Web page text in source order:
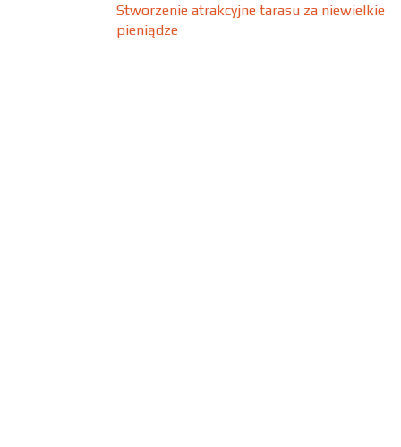
Stworzenie atrakcyjne tarasu za niewielkie
pieniądze